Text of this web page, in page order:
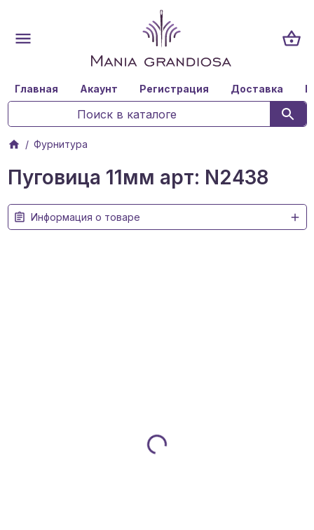
Главная Акаунт Регистрация Доставка
Фурнитура
Пуговица 11мм арт: N2438
Информация о товаре